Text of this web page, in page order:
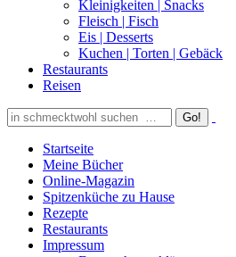
Kleinigkeiten | Snacks
Fleisch | Fisch
Eis | Desserts
Kuchen | Torten | Gebäck
Restaurants
Reisen
Startseite
Meine Bücher
Online-Magazin
Spitzenküche zu Hause
Rezepte
Restaurants
Impressum